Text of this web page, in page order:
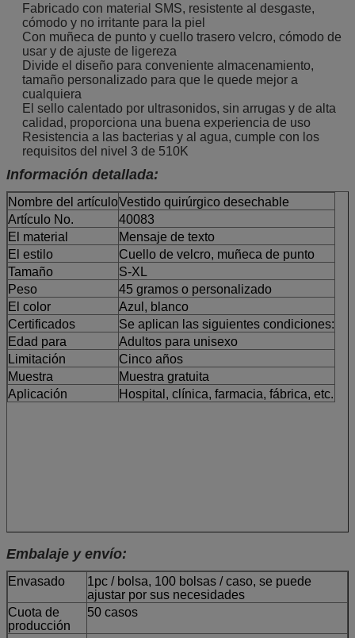
Fabricado con material SMS, resistente al desgaste,
cómodo y no irritante para la piel
Con muñeca de punto y cuello trasero velcro, cómodo de
usar y de ajuste de ligereza
Divide el diseño para conveniente almacenamiento,
tamaño personalizado para que le quede mejor a
cualquiera
El sello calentado por ultrasonidos, sin arrugas y de alta
calidad, proporciona una buena experiencia de uso
Resistencia a las bacterias y al agua, cumple con los
requisitos del nivel 3 de 510K
Información detallada:
Nombre del artículoVestido quirúrgico desechable
Artículo No.
40083
El material
Mensaje de texto
El estilo
Cuello de velcro, muñeca de punto
Tamaño
S-XL
Peso
45 gramos o personalizado
El color
Azul, blanco
Certificados
Se aplican las siguientes condiciones:
Edad para
Adultos para unisexo
Limitación
Cinco años
Muestra
Muestra gratuita
Aplicación
Hospital, clínica, farmacia, fábrica, etc.
Embalaje y envío:
Envasado
1pc / bolsa, 100 bolsas / caso, se puede
ajustar por sus necesidades
Cuota de
producción
50 casos